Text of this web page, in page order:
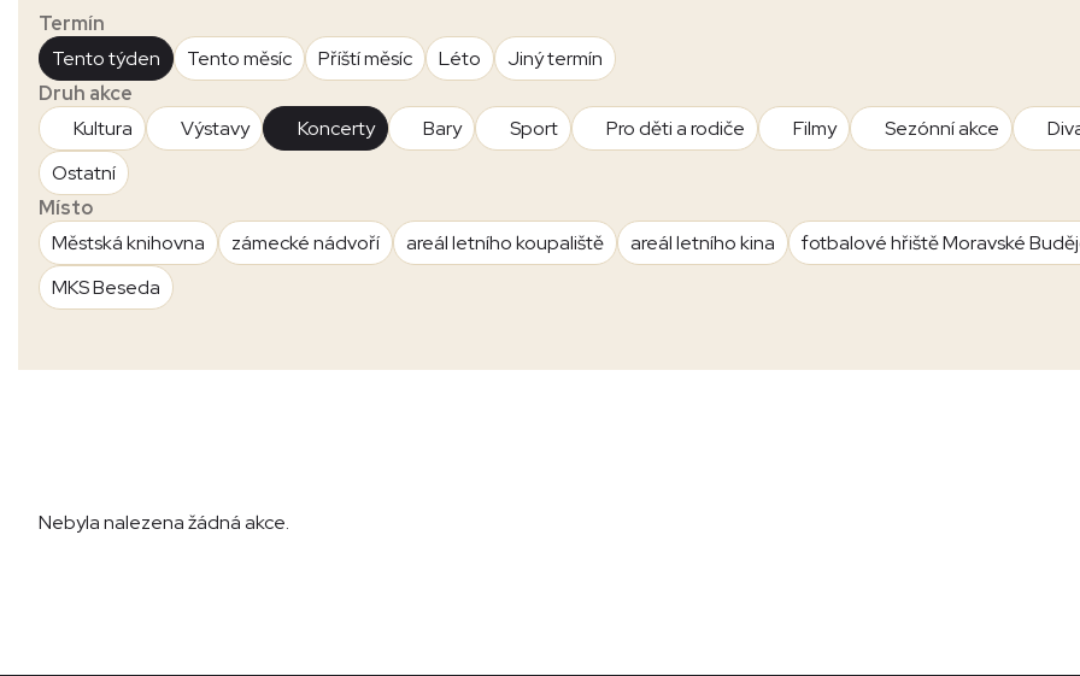
Termín
Tento týden
Tento měsíc Příští měsíc Léto
Jiný termín
Druh akce
Kultura
Výstavy Koncerty Bary Sport Pro děti a rodiče Filmy Sezónní akce
Ostatní
Místo
Městská knihovna
zámecké nádvoří areál letního koupaliště areál letního kina
fotbalové hřiště Moravské
MKS Beseda
Nebyla nalezena žádná akce.